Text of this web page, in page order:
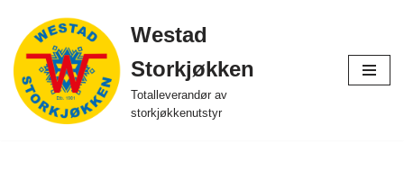
Hopp
til
innholdet
Westad
Storkjøkken
Totalleverandør av
storkjøkkenutstyr